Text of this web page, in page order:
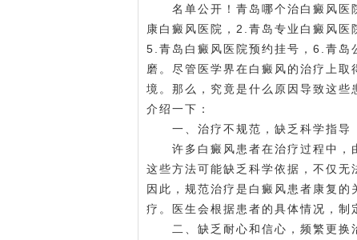
名单公开！青岛哪个治白癜风医
康白癜风医院，2.青岛专业白癜风
5.青岛白癜风医院预约挂号，6.青岛
磨。尽管医学界在白癜风的治疗上
境。那么，究竟是什么原因导致这
介绍一下：
一、治疗不规范，缺乏科学指导
许多白癜风患者在治疗过程中，由
这些方法可能缺乏科学依据，不仅无
因此，规范治疗是白癜风患者康复
疗。医生会根据患者的具体情况，制
二、缺乏耐心和信心，频繁更换